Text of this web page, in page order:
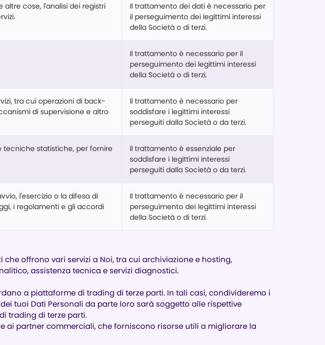
altre cose, l'analisi dei registri
Il trattamento dei dati è necessario per
il perseguimento dei legittimi interessi
della Società o di terzi.
Il trattamento è necessario per il
perseguimento dei legittimi interessi
della Società o di terzi.
tra cui operazioni di back-
di supervisione e altro
Il trattamento è necessario per
soddisfare i legittimi interessi
perseguiti dalla Società o da terzi.
tecniche statistiche, per fornire
Il trattamento è essenziale per
soddisfare i legittimi interessi
perseguiti dalla Società o da terzi.
l'esercizio o la difesa di
i regolamenti e gli accordi
Il trattamento è necessario per il
perseguimento dei legittimi interessi
della Società o di terzi.
offrono vari servizi a Noi, tra cui archiviazione e hosting,
assistenza tecnica e servizi diagnostici.
a piattaforme di trading di terze parti. In tali casi, condivideremo i
tuoi Dati Personali da parte loro sarà soggetto alle rispettive
trading di terze parti.
ai partner commerciali, che forniscono risorse utili a migliorare la